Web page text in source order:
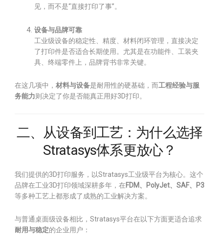
见，而不是“直接打印了事”。
设备与品牌可靠
工业级设备的稳定性、精度、材料闭环管理，直接决定
了打印件是否适合长期使用。尤其是在功能件、工装夹
具、终端零件上，品牌背书非常关键。
在这几项中， 材料与设备是耐用性的硬基础，而工程经验与服
务能力则决定了你是否能真正用好3D打印。
二、从设备到工艺：为什么选择
Stratasys体系更放心？
我们提供的3D打印服务，以Stratasys工业级平台为核心。这个
品牌在工业3D打印领域深耕多年，在FDM、PolyJet、SAF、P3
等多种工艺上都形成了成熟的工业解决方案。
与普通桌面级设备相比，Stratasys平台在以下方面更适合追求
耐用与稳定的企业用户：